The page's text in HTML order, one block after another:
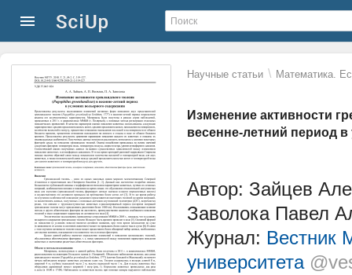
Научные статьи \ Математика.
Изменение активности
весенне-летний период
Автор: Зайцев
Заволока Павел
Журнал: Вестник
университета